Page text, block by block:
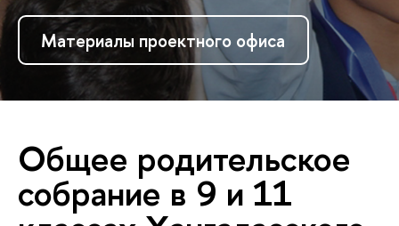
Материалы проектного офиса
Общее родительское
собрание в 9 и 11